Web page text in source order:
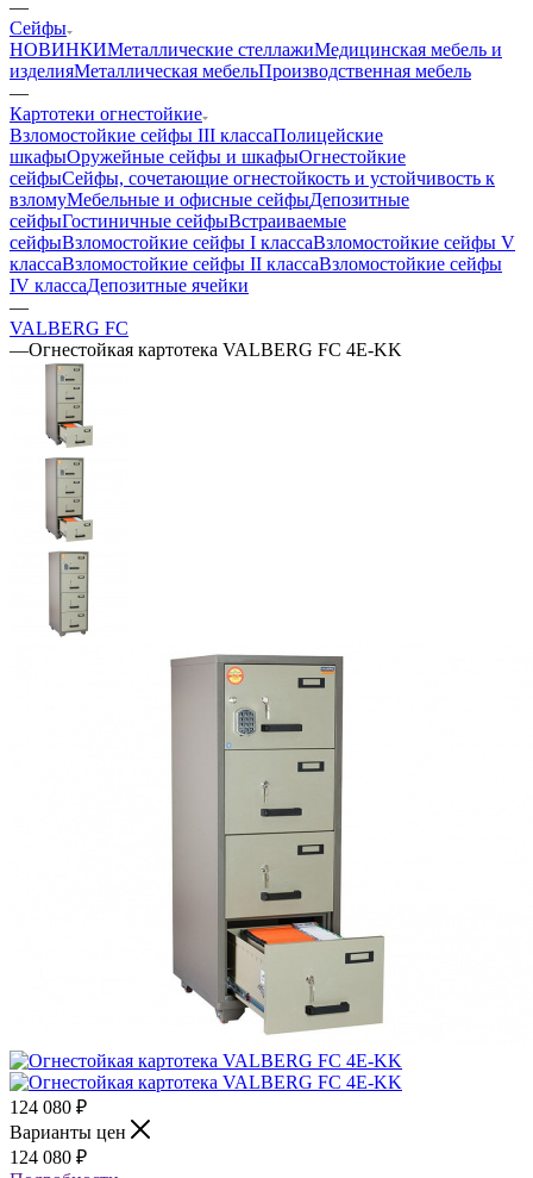
—
Сейфы
НОВИНКИМеталлические стеллажиМедицинская мебель и
изделияМеталлическая мебельПроизводственная мебель
—
Картотеки огнестойкие
Взломостойкие сейфы III классаПолицейские
шкафыОружейные сейфы и шкафыОгнестойкие
сейфыСейфы, сочетающие огнестойкость и устойчивость к
взломуМебельные и офисные сейфыДепозитные
сейфыГостиничные сейфыВстраиваемые
сейфыВзломостойкие сейфы I классаВзломостойкие сейфы V
классаВзломостойкие сейфы II классаВзломостойкие сейфы
IV классаДепозитные ячейки
—
VALBERG FC
—Огнестойкая картотека VALBERG FC 4E-KK
124 080 ₽
Варианты цен
124 080 ₽